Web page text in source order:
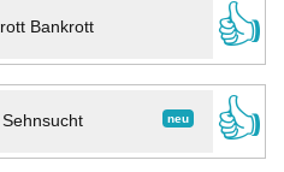
Bankrott
👍
neu
Sehnsucht
👍